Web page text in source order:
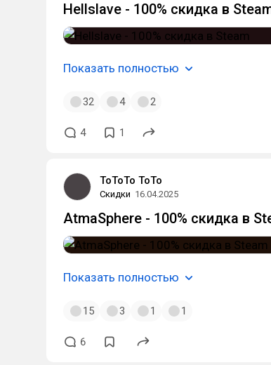
Hellslave - 100% скидка в
Показать полностью
32 4 2
4 1
ToToTo ToTo
Скидки 16.04.2025
AtmaSphere - 100% скидка в
Показать полностью
15 3 1 1
6